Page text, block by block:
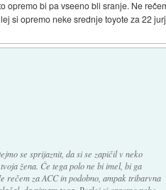
opremo bi pa vseeno bli sranje. Ne
si opremo neke srednje toyote za 22
se sprijaznit, da si se zapičil v neko
žena. Če tega polo ne bi imel, bi ga
rečem za ACC in podobno, ampak tribarvna